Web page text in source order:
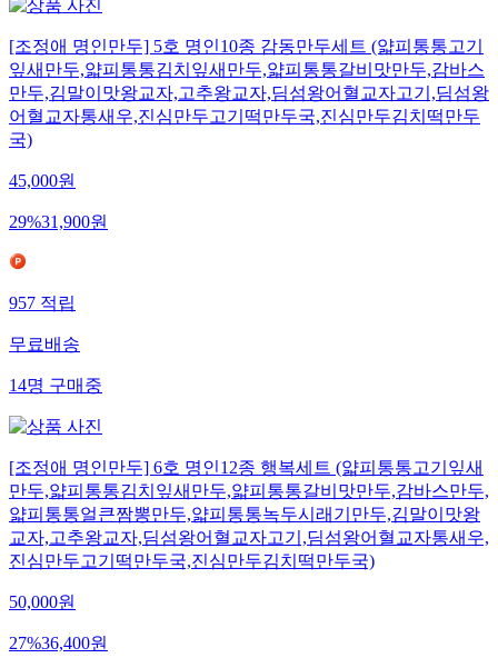
[조정애 명인만두] 5호 명인10종 감동만두세트 (얇피통통고기
잎새만두,얇피통통김치잎새만두,얇피통통갈비맛만두,감바스
만두,김말이맛왕교자,고추왕교자,딤섬왕어혈교자고기,딤섬왕
어혈교자통새우,진심만두고기떡만두국,진심만두김치떡만두
국)
45,000원
29%31,900원
957적립
무료배송
14명구매중
[조정애 명인만두] 6호 명인12종 행복세트 (얇피통통고기잎새
만두,얇피통통김치잎새만두,얇피통통갈비맛만두,감바스만두,
얇피통통얼큰짬뽕만두,얇피통통녹두시래기만두,김말이맛왕
교자,고추왕교자,딤섬왕어혈교자고기,딤섬왕어혈교자통새우,
진심만두고기떡만두국,진심만두김치떡만두국)
50,000원
27%36,400원